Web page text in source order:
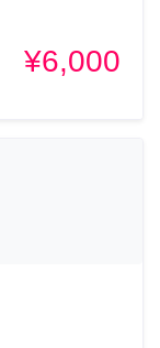
¥6,000